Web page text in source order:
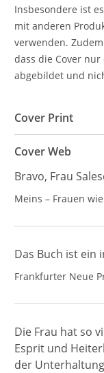
Insbesondere ist
mit anderen
verwenden.
dass die Cover
abgebildet und
Cover Print
Cover Web
Bravo, Frau
Meins – Frauen
Das Buch ist ein
Frankfurter Neue
Die Frau hat so
Esprit und
der